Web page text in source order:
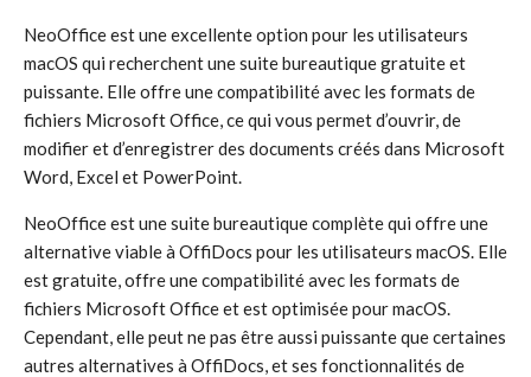
NeoOffice est une excellente option pour les utilisateurs
macOS qui recherchent une suite bureautique gratuite et
puissante. Elle offre une compatibilité avec les formats de
fichiers Microsoft Office, ce qui vous permet d’ouvrir, de
modifier et d’enregistrer des documents créés dans Microsoft
Word, Excel et PowerPoint.
NeoOffice est une suite bureautique complète qui offre une
alternative viable à OffiDocs pour les utilisateurs macOS. Elle
est gratuite, offre une compatibilité avec les formats de
fichiers Microsoft Office et est optimisée pour macOS.
Cependant, elle peut ne pas être aussi puissante que certaines
autres alternatives à OffiDocs, et ses fonctionnalités de